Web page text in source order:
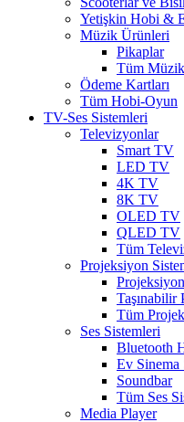
Yetişkin Hobi &
Müzik Ürünleri
Pikaplar
Tüm
Ödeme Kartları
Tüm Hobi-Oyun
TV-Ses Sistemleri
Televizyonlar
Smart TV
LED TV
4K TV
8K TV
OLED TV
QLED TV
Tüm
Projeksiyon
Taşınabilir
Tüm
Ses Sistemleri
Bluetooth
Ev Sinema
Soundbar
Tüm Ses
Media Player